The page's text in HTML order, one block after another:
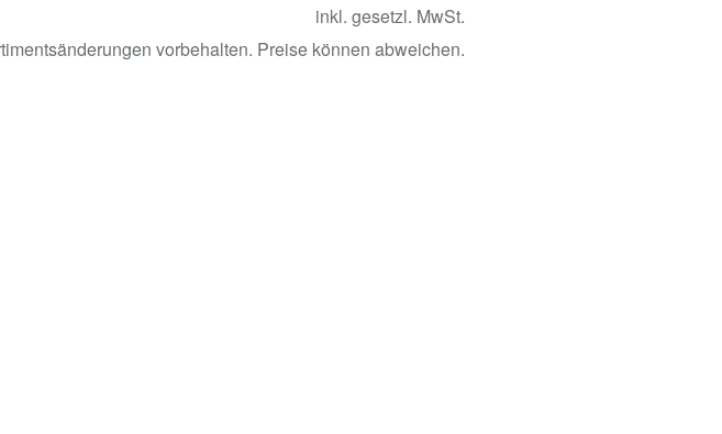
inkl. gesetzl. MwSt.
vorbehalten. Preise können abweichen.